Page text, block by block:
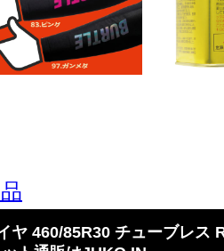
ヤ 460/85R30 チューブレス